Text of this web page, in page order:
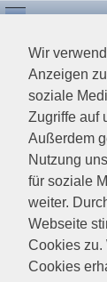
Wir
Anzeigen
soziale
Zugriffe auf
Außerdem
Nutzung
für soziale
weiter.
Webseite
Cookies zu.
Cookies
Downloads Home
xxx3Minelab ( )
xxxDescription0
Bewertung
Anleitung
(Noch
keine)